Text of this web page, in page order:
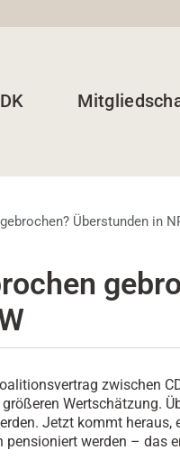
Überstunden in
zwischen
Wertschätzung.
Jetzt kommt
pensioniert werden – das